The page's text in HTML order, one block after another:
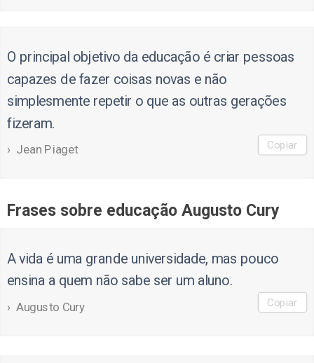
O principal objetivo da educação é criar pessoas
capazes de fazer coisas novas e não
simplesmente repetir o que as outras gerações
fizeram.
Jean Piaget Copiar
Frases sobre educação Augusto Cury
A vida é uma grande universidade, mas pouco
ensina a quem não sabe ser um aluno.
Augusto Cury Copiar